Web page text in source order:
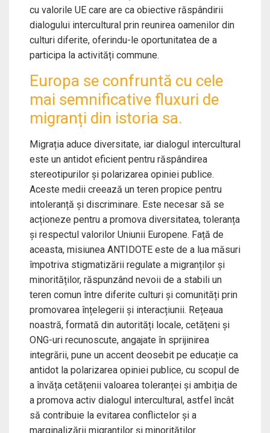
cu valorile UE care are ca obiective răspândirii
dialogului intercultural prin reunirea oamenilor din
culturi diferite, oferindu-le oportunitatea de a
participa la activități commune.
Europa se confruntă cu cele
mai semnificative fluxuri de
migranți din istoria sa.
Migrația aduce diversitate, iar dialogul intercultural
este un antidot eficient pentru răspândirea
stereotipurilor și polarizarea opiniei publice.
Aceste medii creează un teren propice pentru
intoleranță și discriminare. Este necesar să se
acționeze pentru a promova diversitatea, toleranța
și respectul valorilor Uniunii Europene. Față de
aceasta, misiunea ANTIDOTE este de a lua măsuri
împotriva stigmatizării regulate a migranților și
minorităților, răspunzând nevoii de a stabili un
teren comun între diferite culturi și comunități prin
promovarea înțelegerii și interacțiunii. Rețeaua
noastră, formată din autorități locale, cetățeni și
ONG-uri recunoscute, angajate în sprijinirea
integrării, pune un accent deosebit pe educație ca
antidot la polarizarea opiniei publice, cu scopul de
a învăța cetățenii valoarea toleranței și ambiția de
a promova activ dialogul intercultural, astfel încât
să contribuie la evitarea conflictelor și a
marginalizării migranților și minorităților.